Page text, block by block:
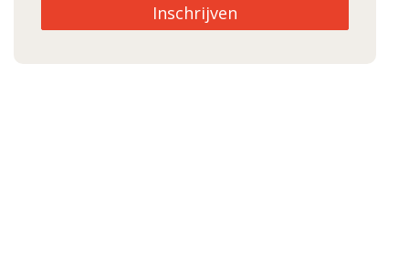
Inschrijven